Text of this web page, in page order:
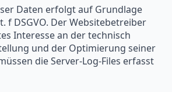
Daten erfolgt auf Grundlage
f DSGVO. Der Websitebetreiber
Interesse an der technisch
und der Optimierung seiner
die Server-Log-Files erfasst